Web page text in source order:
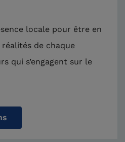
locale pour être en
de chaque
qui s’engagent sur le